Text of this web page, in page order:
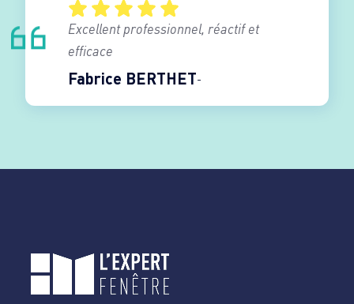
Fabrice BERTHET
Excellent professionnel, réactif et
efficace